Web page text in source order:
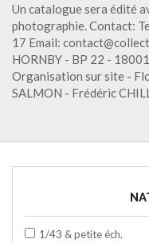
Un catalogue sera édité
photographie. Contact:
17 Email:
HORNBY - BP 22 -
Organisation sur site -
SALMON - Frédéric
1/43 & petite éch.